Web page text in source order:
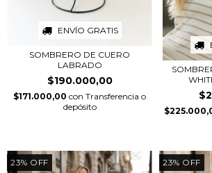
ENVÍO GRATIS
SOMBRERO DE CUERO
LABRADO
$190.000,00
$171.000,00 con Transferencia o
depósito
23% OFF 23% OFF